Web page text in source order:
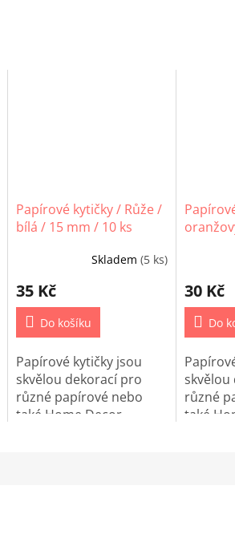
Papírové kytičky / Růže /
bílá / 15 mm / 10 ks
Skladem(5 ks)
35 Kč
Do košíku
Papírové kytičky jsou
skvělou dekorací pro
různé papírové nebo
také Home Decor
30 Kč
Do
různé
také